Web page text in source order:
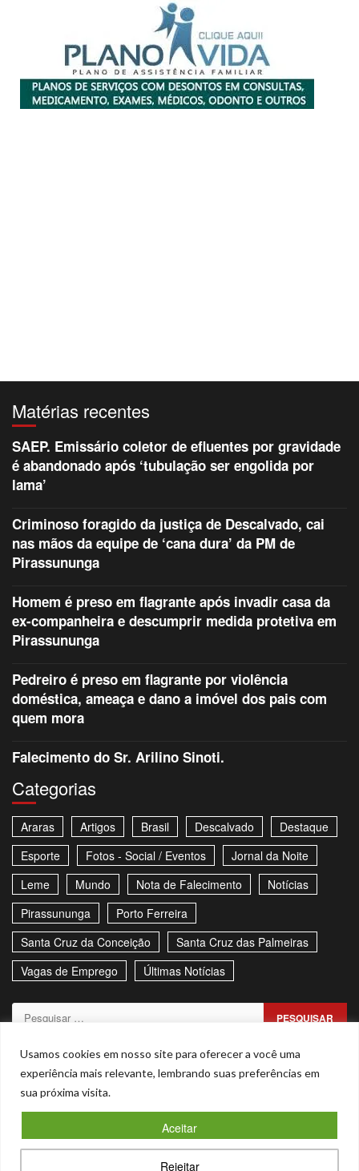
Usamos cookies em nosso site para oferecer a você uma
experiência mais relevante, lembrando suas preferências em
sua próxima visita.
Rejeitar
Aceitar
Matérias recentes
SAEP. Emissário coletor de efluentes por gravidade
é abandonado após ‘tubulação ser engolida por
lama’
Criminoso foragido da justiça de Descalvado, cai
nas mãos da equipe de ‘cana dura’ da PM de
Pirassununga
Homem é preso em flagrante após invadir casa da
ex-companheira e descumprir medida protetiva em
Pirassununga
Pedreiro é preso em flagrante por violência
doméstica, ameaça e dano a imóvel dos pais com
quem mora
Falecimento do Sr. Arilino Sinoti.
Categorias
Araras Artigos Brasil Descalvado
Destaque
Esporte
Fotos - Social / Eventos
Jornal da Noite
Leme
Mundo Nota de Falecimento
Notícias
Pirassununga
Porto Ferreira
Santa Cruz da Conceição
Santa Cruz das Palmeiras
Vagas de Emprego
Últimas Notícias
Pesquisar
Sitemap Política de Privacidade Contato
Stories
Facebook
Youtube
Copyright © Todos os direitos reservados. - CNPJ –